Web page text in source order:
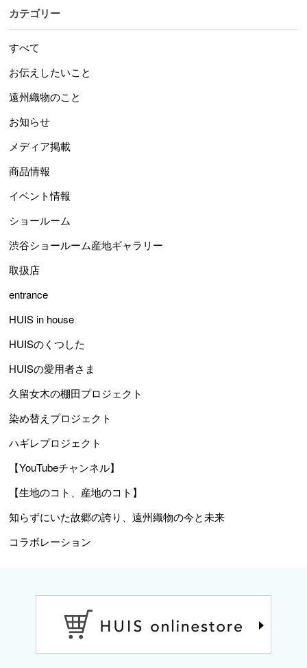
カテゴリー
すべて
お伝えしたいこと
遠州織物のこと
お知らせ
メディア掲載
商品情報
イベント情報
ショールーム
渋谷ショールーム産地ギャラリー
取扱店
entrance
HUIS in house
HUISのくつした
HUISの愛用者さま
久留女木の棚田プロジェクト
染め替えプロジェクト
ハギレプロジェクト
【YouTubeチャンネル】
【生地のコト、産地のコト】
知らずにいた故郷の誇り、遠州織物の今と未来
コラボレーション